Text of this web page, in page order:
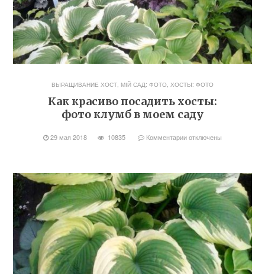
ВЫРАЩИВАНИЕ ХОСТ, МІЙ САД: ФОТО, ХОСТЫ: ФОТО
Как красиво посадить хосты:
фото клумб в моем саду
29 мая 2018 10835 Комментарииотключены